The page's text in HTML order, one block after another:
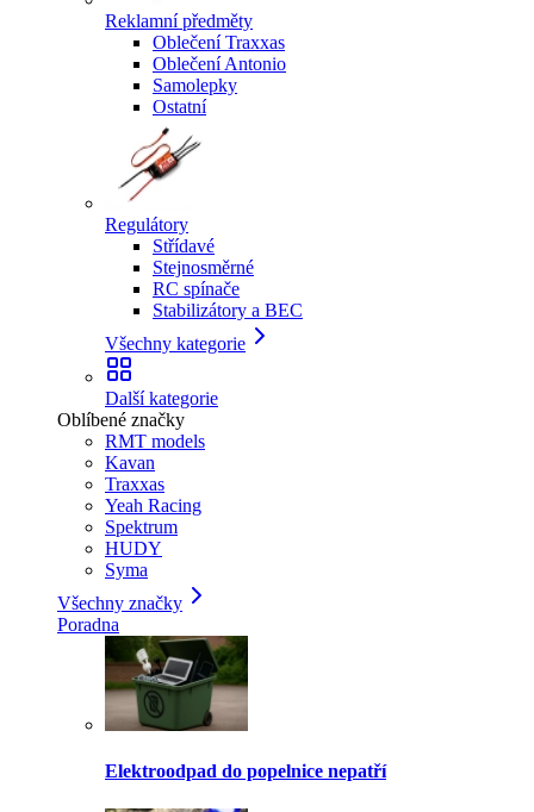
Reklamní předměty
Oblečení Traxxas
Oblečení Antonio
Samolepky
Ostatní
Regulátory
Střídavé
Stejnosměrné
RC spínače
Stabilizátory a BEC
Všechny kategorie
Další kategorie
Oblíbené značky
RMT models
Kavan
Traxxas
Yeah Racing
Spektrum
HUDY
Syma
Všechny značky
Poradna
Elektroodpad do popelnice nepatří